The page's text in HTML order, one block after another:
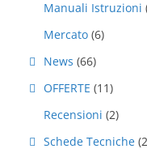
Manuali Istruzioni
Mercato(6)
News (66)
OFFERTE (11)
Recensioni (2)
Schede Tecniche